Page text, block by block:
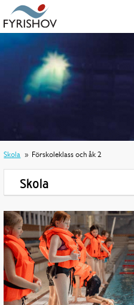
Skola Förskoleklass och åk 2
Skola